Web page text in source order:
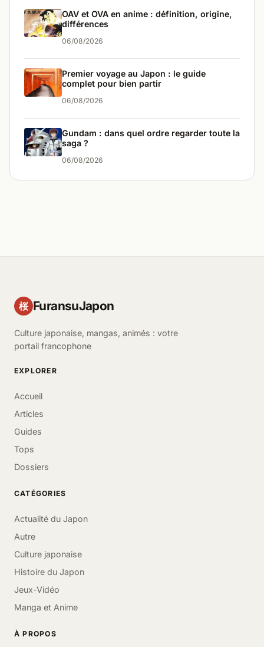
OAV et OVA en anime : définition, origine,
différences
06/08/2026
Premier voyage au Japon : le guide
complet pour bien partir
06/08/2026
Gundam : dans quel ordre regarder toute la
saga ?
06/08/2026
桜 FuransuJapon
Culture japonaise, mangas, animés : votre
portail francophone
EXPLORER
Accueil
Articles
Guides
Tops
Dossiers
CATÉGORIES
Actualité du Japon
Autre
Culture japonaise
Histoire du Japon
Jeux-Vidéo
Manga et Anime
À PROPOS